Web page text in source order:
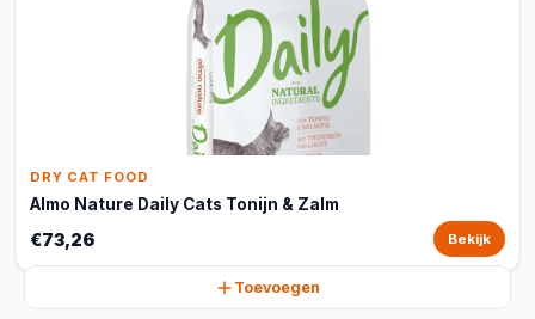
DRY CAT FOOD
Almo Nature Daily Cats Tonijn & Zalm
€73,26 Bekijk
Toevoegen